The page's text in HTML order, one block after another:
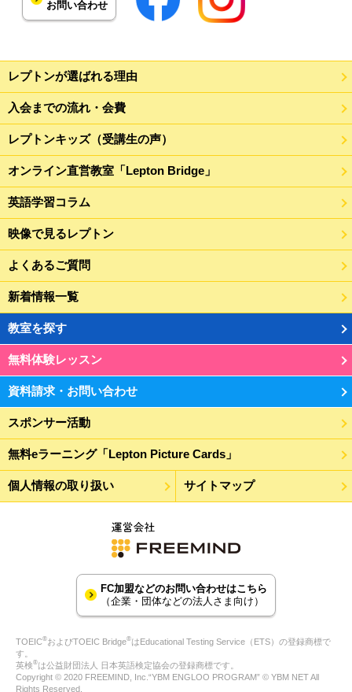
お問い合わせ
レプトンが選ばれる理由
入会までの流れ・会費
レプトンキッズ（受講生の声）
オンライン直営教室「Lepton Bridge」
英語学習コラム
映像で見るレプトン
よくあるご質問
新着情報一覧
教室を探す
無料体験レッスン
資料請求・お問い合わせ
スポンサー活動
無料eラーニング「Lepton Picture Cards」
個人情報の取り扱い サイトマップ
FC加盟などのお問い合わせはこちら
（企業・団体などの法人さま向け）
TOEIC®およびTOEIC Bridge®はEducational Testing Service（ETS）の登録商標で
す。
英検®は公益財団法人 日本英語検定協会の登録商標です。
Copyright © 2020 FREEMIND, Inc.“YBM ENGLOO PROGRAM” © YBM NET All
Rights Reserved.